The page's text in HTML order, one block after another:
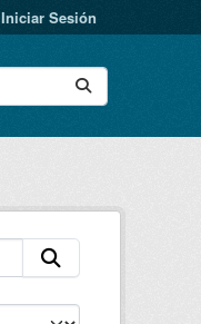
Iniciar Sesión